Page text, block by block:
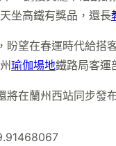
坐高鐵有獎品，還長
盼望在春運時代給
瑜伽場地鐵路局客運
在蘭州西站同步發